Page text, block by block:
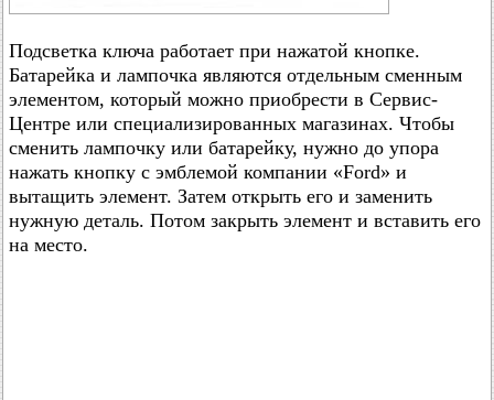
Подсветка ключа работает при нажатой кнопке.
Батарейка и лампочка являются отдельным сменным
элементом, который можно приобрести в Сервис-
Центре или специализированных магазинах. Чтобы
сменить лампочку или батарейку, нужно до упора
нажать кнопку с эмблемой компании «Ford» и
вытащить элемент. Затем открыть его и заменить
нужную деталь. Потом закрыть элемент и вставить его
на место.